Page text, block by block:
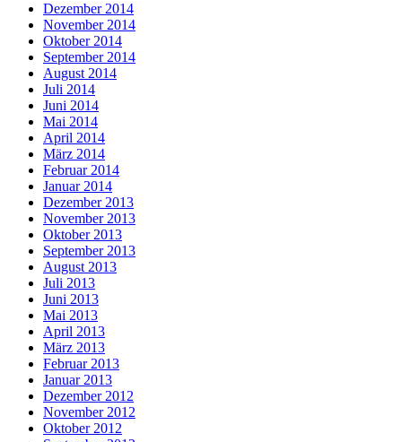
Dezember 2014
November 2014
Oktober 2014
September 2014
August 2014
Juli 2014
Juni 2014
Mai 2014
April 2014
März 2014
Februar 2014
Januar 2014
Dezember 2013
November 2013
Oktober 2013
September 2013
August 2013
Juli 2013
Juni 2013
Mai 2013
April 2013
März 2013
Februar 2013
Januar 2013
Dezember 2012
November 2012
Oktober 2012